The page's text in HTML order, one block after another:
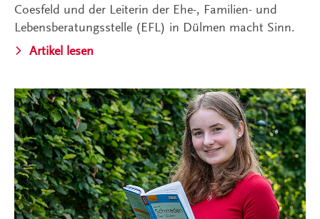
Coesfeld und der Leiterin der Ehe-, Familien- und
Lebensberatungsstelle (EFL) in Dülmen macht Sinn.
Artikel lesen